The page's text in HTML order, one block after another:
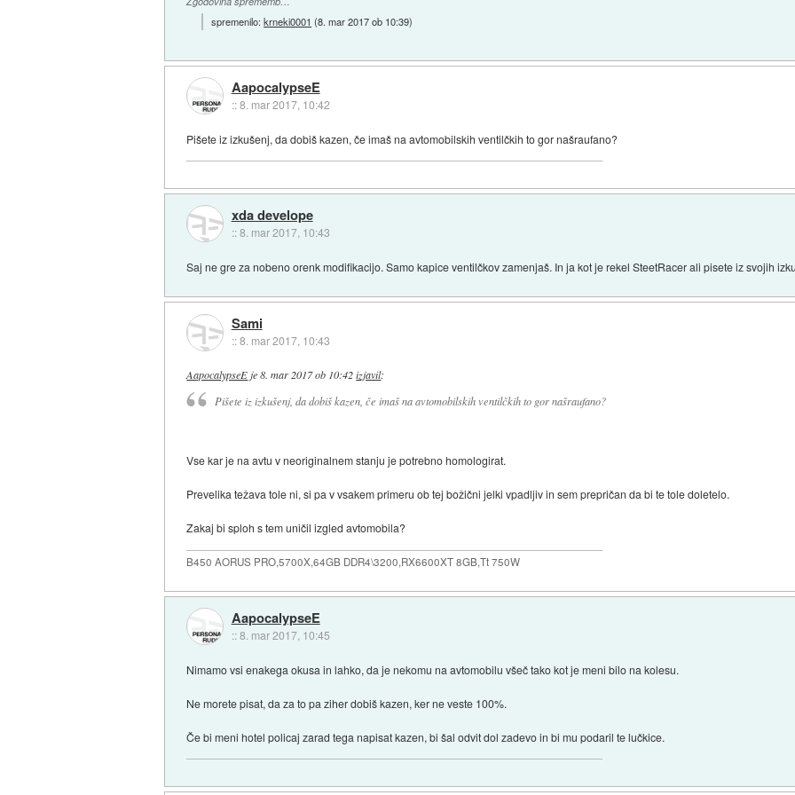
spremenilo:krneki0001 (8. mar 2017 ob 10:39)
AapocalypseE
::8. mar 2017, 10:42
Pišete iz izkušenj, da dobiš kazen, če imaš na avtomobilskih ventilčkih to gor našraufano?
xda develope
::8. mar 2017, 10:43
Saj ne gre za nobeno orenk modifikacijo. Samo kapice ventilčkov zamenjaš. In ja kot je rekel SteetRacer ali pisete iz svojih
Sami
::8. mar 2017, 10:43
AapocalypseE je8. mar 2017 ob 10:42 izjavil:
Pišete iz izkušenj, da dobiš kazen, če imaš na avtomobilskih ventilčkih to gor našraufano?
Vse kar je na avtu v neoriginalnem stanju je potrebno homologirat.
Prevelika težava tole ni, si pa v vsakem primeru ob tej božični jelki vpadljiv in sem prepričan da bi te tole doletelo.
Zakaj bi sploh s tem uničil izgled avtomobila?
B450 AORUS PRO,5700X,64GB DDR4\3200,RX6600XT 8GB,Tt 750W
AapocalypseE
::8. mar 2017, 10:45
Nimamo vsi enakega okusa in lahko, da je nekomu na avtomobilu všeč tako kot je meni bilo na kolesu.
Ne morete pisat, da za to pa ziher dobiš kazen, ker ne veste 100%.
Če bi meni hotel policaj zarad tega napisat kazen, bi šal odvit dol zadevo in bi mu podaril te lučkice.